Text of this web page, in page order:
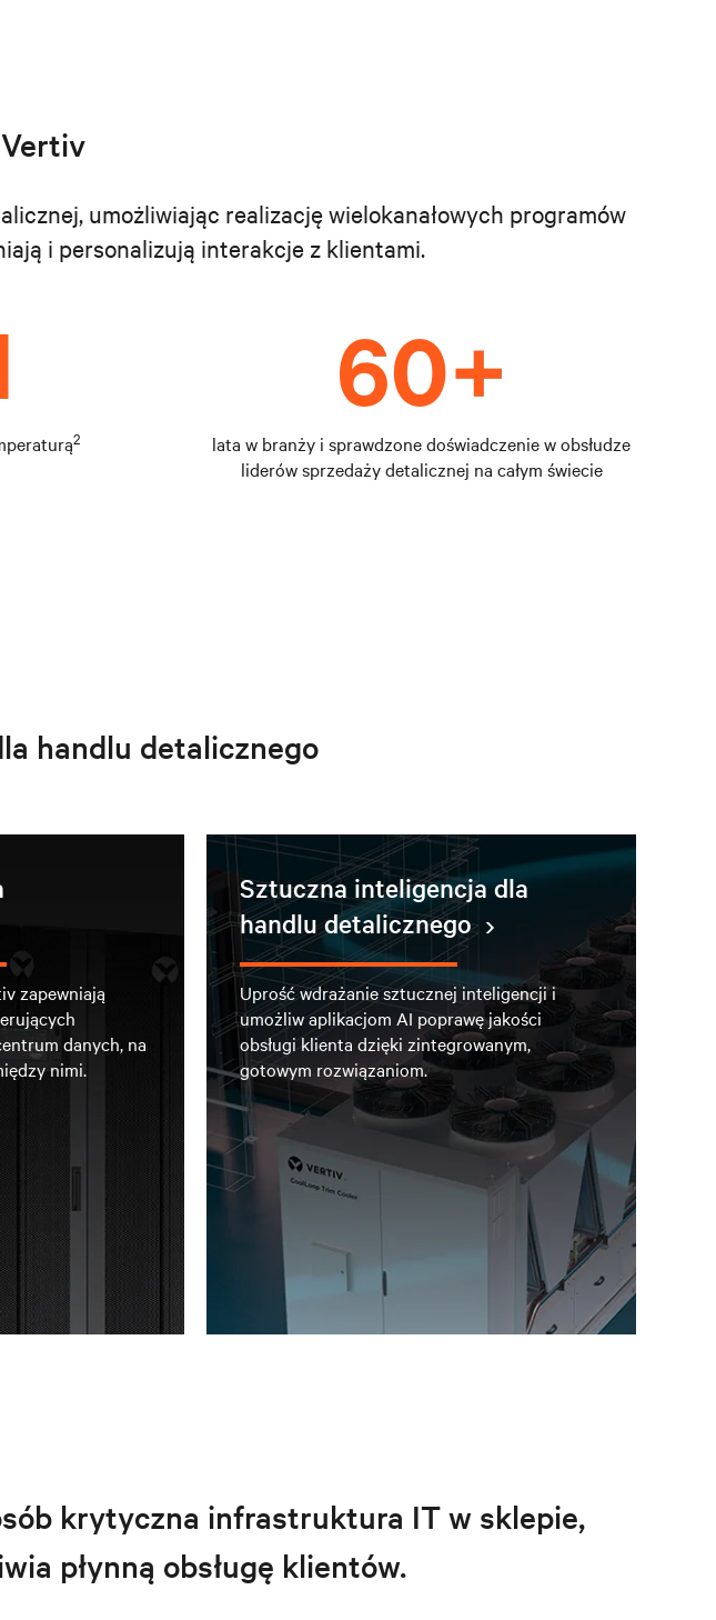
umożliwiając realizację wielokanałowych programów
i personalizują interakcje z klientami.
2
lata w branży i sprawdzone doświadczenie w obsłudze
liderów sprzedaży detalicznej na całym świecie
handlu detalicznego
zapewniają
danych, na
nimi.
Sztuczna inteligencja dla
handlu detalicznego
Uprość wdrażanie sztucznej inteligencji i
umożliw aplikacjom AI poprawę jakości
obsługi klienta dzięki zintegrowanym,
gotowym rozwiązaniom.
krytyczna infrastruktura IT w sklepie,
płynną obsługę klientów.